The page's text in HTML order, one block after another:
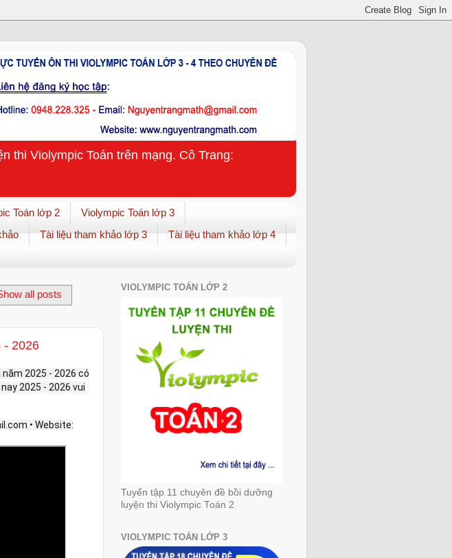
thi Violympic Toán trên mạng. Cô Trang:
Toán lớp 2
Violympic Toán lớp 3
Tài liệu tham khảo lớp 3
Tài liệu tham khảo lớp 4
all posts
- 2026
2025 - 2026 có
2025 - 2026 vui
• Website:
VIOLYMPIC TOÁN LỚP 2
Tuyển tập 11 chuyên đề bồi dưỡng
luyện thi Violympic Toán 2
VIOLYMPIC TOÁN LỚP 3